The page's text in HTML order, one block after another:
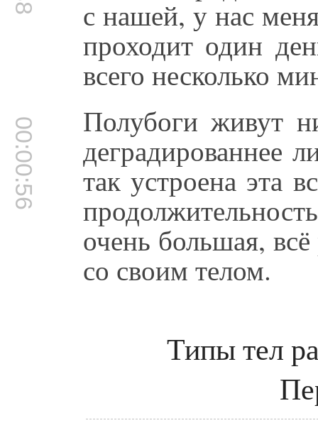
с нашей, у нас
проходит один
всего несколько
00:00:56 Полубоги живут
деградированнее
так устроена эта
очень большая,
со своим телом.
Типы тел